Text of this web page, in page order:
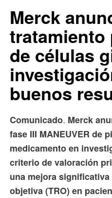
Merck
tratamiento
de células
buenos
Comunicado. Merck
fase III MANEUVER de
medicamento en
criterio de valoración
una mejora
objetiva (TRO) en